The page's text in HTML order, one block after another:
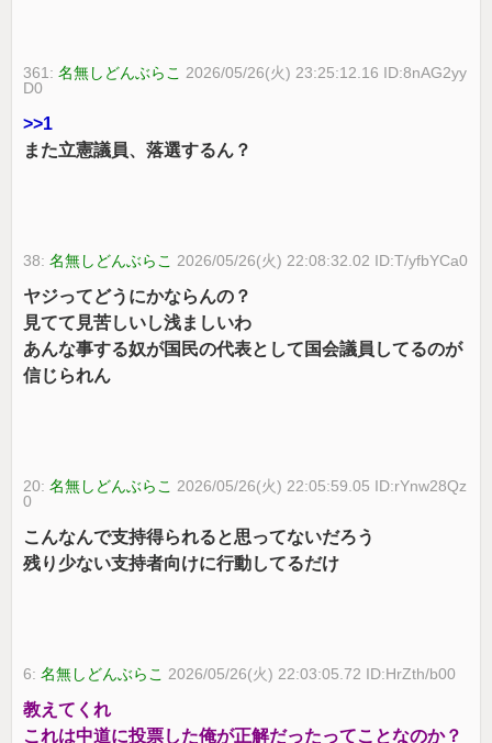
361:名無しどんぶらこ 2026/05/26(火) 23:25:12.16 ID:8nAG2yy
D0
>>1
また立憲議員、落選するん？
38:名無しどんぶらこ 2026/05/26(火) 22:08:32.02 ID:T/yfbYCa0
ヤジってどうにかならんの？
見てて見苦しいし浅ましいわ
あんな事する奴が国民の代表として国会議員してるのが
信じられん
20:名無しどんぶらこ 2026/05/26(火) 22:05:59.05 ID:rYnw28Qz
0
こんなんで支持得られると思ってないだろう
残り少ない支持者向けに行動してるだけ
6:名無しどんぶらこ 2026/05/26(火) 22:03:05.72 ID:HrZth/b00
教えてくれ
これは中道に投票した俺が正解だったってことなのか？